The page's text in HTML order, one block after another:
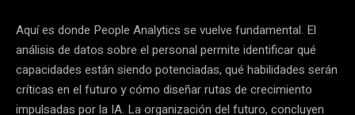
Aquí es donde People Analytics se vuelve fundamental. El
análisis de datos sobre el personal permite identificar qué
capacidades están siendo potenciadas, qué habilidades serán
críticas en el futuro y cómo diseñar rutas de crecimiento
impulsadas por la IA. La organización del futuro, concluyen